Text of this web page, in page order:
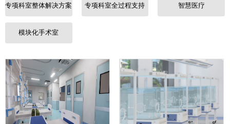
专项科室整体解决方案 专项科室全过程支持 智慧医疗
模块化手术室
行业知识
人才招聘
联系我们